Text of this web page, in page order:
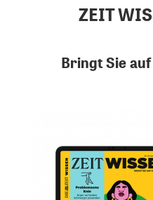
ZEIT
Bringt Sie